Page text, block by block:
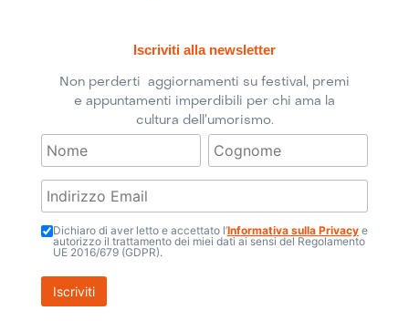
Iscriviti alla newsletter
Non perderti aggiornamenti su festival, premi
e appuntamenti imperdibili per chi ama la
cultura dell’umorismo.
Dichiaro di aver letto e accettato l’Informativa sulla Privacye
autorizzo il trattamento dei miei dati ai sensi del Regolamento
UE 2016/679 (GDPR).